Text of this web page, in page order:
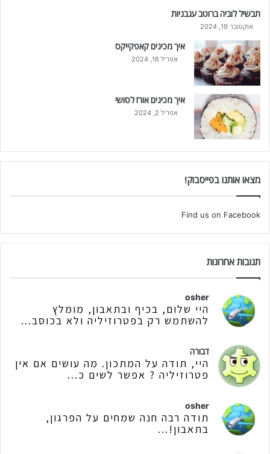
תבשיל לוביה ברוטב עגבניות
אוקטובר 19, 2024
איך מכינים קאפקייקס
אפריל 16, 2024
איך מכינים אורז לסושי
אפריל 2, 2024
מצאו אותנו בפייסבוק!
Find us on Facebook
תגובות אחרונות
osher
היי שלום, בכיף ובתאבון, מומלץ
להשתמש רק בפטרוזיליה ולא בכוסב...
דבורה
היי, תודה על המתכון. מה עושים אם אין
פטרוזיליה ? אפשר לשים כ...
osher
תודה רבה חנה שמחים על הפרגון,
בתאבון!...